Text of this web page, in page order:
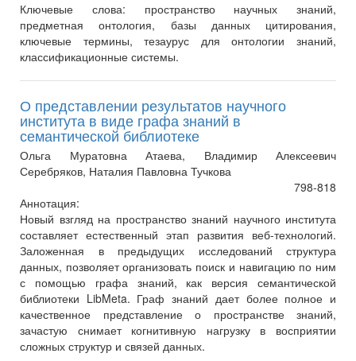
Ключевые слова: пространство научных знаний,
предметная онтология, базы данных цитирования,
ключевые термины, тезаурус для онтологии знаний,
классификационные системы.
О представлении результатов научного
института в виде графа знаний в
семантической библиотеке
Ольга Муратовна Атаева, Владимир Алексеевич
Серебряков, Наталия Павловна Тучкова
798-818
Аннотация:
Новый взгляд на пространство знаний научного института
составляет естественный этап развития веб-технологий.
Заложенная в предыдущих исследований структура
данных, позволяет организовать поиск и навигацию по ним
с помощью графа знаний, как версия семантической
библиотеки LibMeta. Граф знаний дает более полное и
качественное представление о пространстве знаний,
зачастую снимает когнитивную нагрузку в восприятии
сложных структур и связей данных.